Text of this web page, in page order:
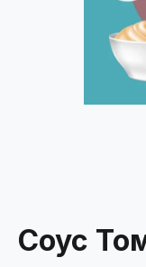
Соус